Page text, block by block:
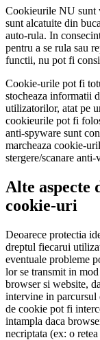
Cookieurile NU sunt
sunt alcatuite din
auto-rula. In
pentru a se rula sau
functii, nu pot fi
Cookie-urile pot fi
stocheaza informatii
utilizatorilor, atat pe
cookieurile pot fi
anti-spyware sunt
marcheaza cookie-
stergere/scanare
Alte aspecte
cookie-uri
Deoarece protectia
dreptul fiecarui
eventuale probleme
lor se transmit in
browser si website,
intervine in parcursul
de cookie pot fi
intampla daca
necriptata (ex: o